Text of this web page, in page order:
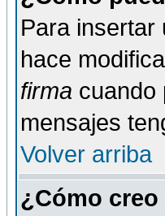
Para insertar
hace
firma cuando
mensajes
Volver arriba
¿Cómo